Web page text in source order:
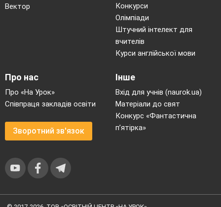
Вектор
Конкурси
Олімпіади
Штучний інтелект для
вчителів
Курси англійської мови
Про нас
Про «На Урок»
Співпраця закладів освіти
Зворотний зв'язок
Інше
Вхід для учнів (naurok.ua)
Матеріали до свят
Конкурс «Фантастична
п’ятірка»